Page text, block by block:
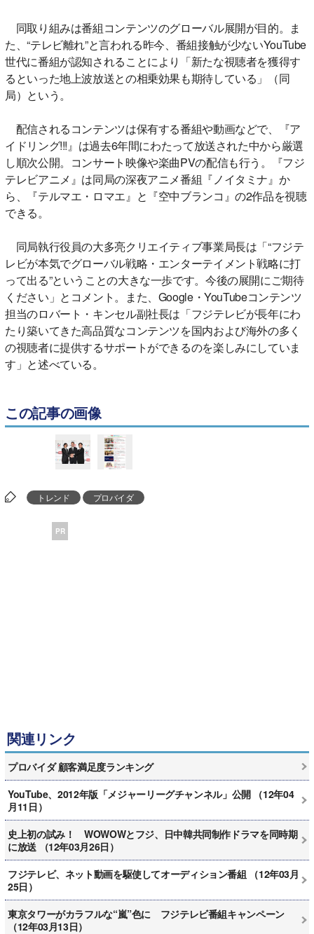
同取り組みは番組コンテンツのグローバル展開が目的。ま
た、“テレビ離れ”と言われる昨今、番組接触が少ないYouTube
世代に番組が認知されることにより「新たな視聴者を獲得す
るといった地上波放送との相乗効果も期待している」（同
局）という。
配信されるコンテンツは保有する番組や動画などで、『ア
イドリング!!!』は過去6年間にわたって放送された中から厳選
し順次公開。コンサート映像や楽曲PVの配信も行う。『フジ
テレビアニメ』は同局の深夜アニメ番組『ノイタミナ』か
ら、『テルマエ・ロマエ』と『空中ブランコ』の2作品を視聴
できる。
同局執行役員の大多亮クリエイティブ事業局長は「“フジテ
レビが本気でグローバル戦略・エンターテイメント戦略に打
って出る”ということの大きな一歩です。今後の展開にご期待
ください」とコメント。また、Google・YouTubeコンテンツ
担当のロバート・キンセル副社長は「フジテレビが長年にわ
たり築いてきた高品質なコンテンツを国内および海外の多く
の視聴者に提供するサポートができるのを楽しみにしていま
す」と述べている。
この記事の画像
トレンド プロバイダ
PR
関連リンク
プロバイダ 顧客満足度ランキング
YouTube、2012年版「メジャーリーグチャンネル」公開 （12年04
月11日）
史上初の試み！ WOWOWとフジ、日中韓共同制作ドラマを同時期
に放送 （12年03月26日）
フジテレビ、ネット動画を駆使してオーディション番組 （12年03月
25日）
東京タワーがカラフルな“嵐”色に フジテレビ番組キャンペーン
（12年03月13日）